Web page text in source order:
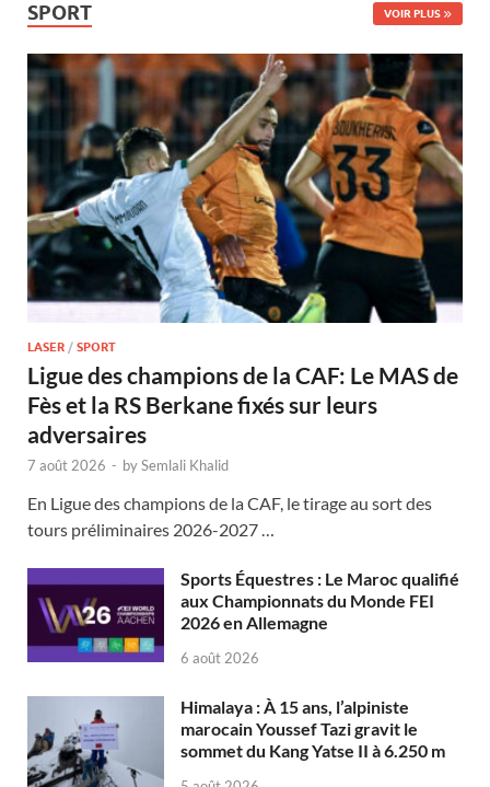
SPORT VOIR PLUS
LASER / SPORT
Ligue des champions de la CAF: Le MAS de
Fès et la RS Berkane fixés sur leurs
adversaires
7 août 2026 - bySemlali Khalid
En Ligue des champions de la CAF, le tirage au sort des
tours préliminaires 2026-2027 …
Sports Équestres : Le Maroc qualifié
aux Championnats du Monde FEI
2026 en Allemagne
6 août 2026
Himalaya : À 15 ans, l’alpiniste
marocain Youssef Tazi gravit le
sommet du Kang Yatse II à 6.250 m